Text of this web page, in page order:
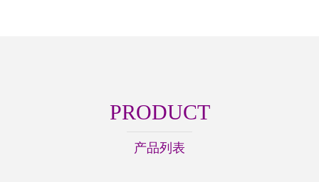
PRODUCT
产品列表